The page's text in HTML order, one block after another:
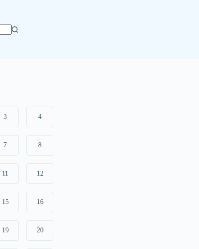
3 4
7 8
11 12
15 16
19 20